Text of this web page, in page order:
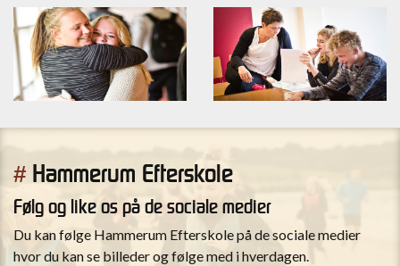
# Hammerum Efterskole
Følg og like os på de sociale medier
Du kan følge Hammerum Efterskole på de sociale medier
hvor du kan se billeder og følge med i hverdagen.